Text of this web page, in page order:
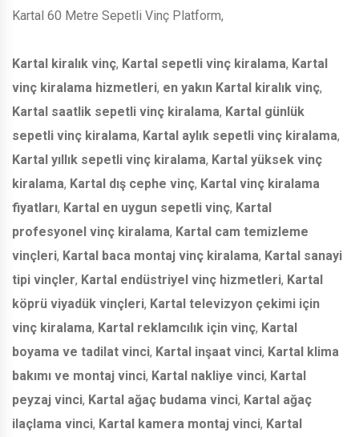
Kartal 60 Metre Sepetli Vinç Platform,
Kartal kiralık vinç, Kartal sepetli vinç kiralama, Kartal
vinç kiralama hizmetleri, en yakın Kartal kiralık vinç,
Kartal saatlik sepetli vinç kiralama, Kartal günlük
sepetli vinç kiralama, Kartal aylık sepetli vinç kiralama,
Kartal yıllık sepetli vinç kiralama, Kartal yüksek vinç
kiralama, Kartal dış cephe vinç, Kartal vinç kiralama
fiyatları, Kartal en uygun sepetli vinç, Kartal
profesyonel vinç kiralama, Kartal cam temizleme
vinçleri, Kartal baca montaj vinç kiralama, Kartal sanayi
tipi vinçler, Kartal endüstriyel vinç hizmetleri, Kartal
köprü viyadük vinçleri, Kartal televizyon çekimi için
vinç kiralama, Kartal reklamcılık için vinç, Kartal
boyama ve tadilat vinci, Kartal inşaat vinci, Kartal klima
bakımı ve montaj vinci, Kartal nakliye vinci, Kartal
peyzaj vinci, Kartal ağaç budama vinci, Kartal ağaç
ilaçlama vinci, Kartal kamera montaj vinci, Kartal